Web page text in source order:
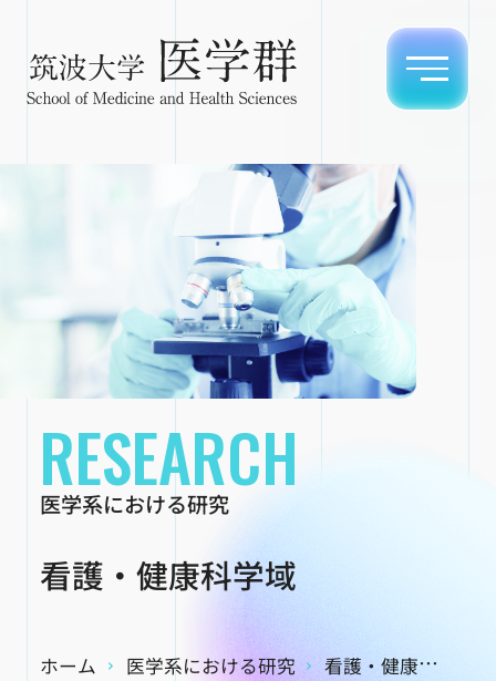
RESEARCH
医学系における研究
看護・健康科学域
ホーム 医学系における研究 看護・健康科学域